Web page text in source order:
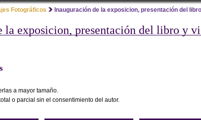
Fotográficos Inauguración de la exposicion, presentación del
la exposicion, presentación del libro y
a mayor tamaño.
o parcial sin el consentimiento del autor.